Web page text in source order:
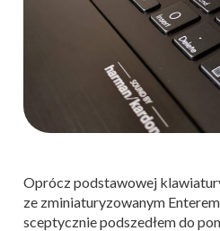
Oprócz podstawowej
ze zminiaturyzowanym
sceptycznie podszedłem do